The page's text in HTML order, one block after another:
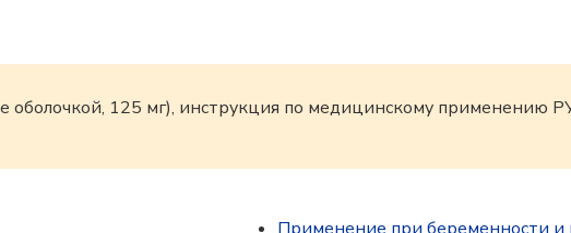
оболочкой, 125 мг), инструкция по медицинскому применению